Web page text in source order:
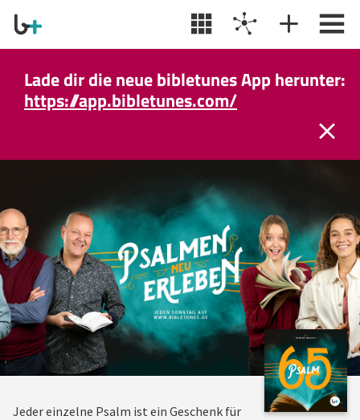
Lade dir die neue bibletunes App herunter:
https://app.bibletunes.com/
Jeder einzelne Psalm ist ein Geschenk für